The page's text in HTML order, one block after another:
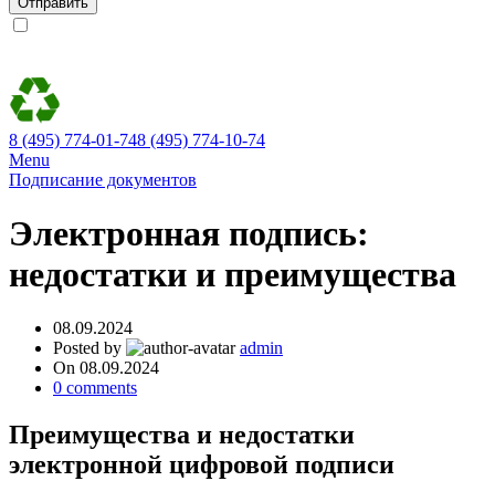
8 (495) 774-01-748 (495) 774-10-74
Menu
Подписание документов
Электронная подпись:
недостатки и преимущества
08.09.2024
Posted by
admin
On 08.09.2024
0 comments
Преимущества и недостатки
электронной цифровой подписи